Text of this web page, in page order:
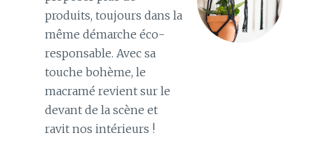
produits, toujours dans la
même démarche éco-
responsable. Avec sa
touche bohème, le
macramé revient sur le
devant de la scène et
ravit nos intérieurs !